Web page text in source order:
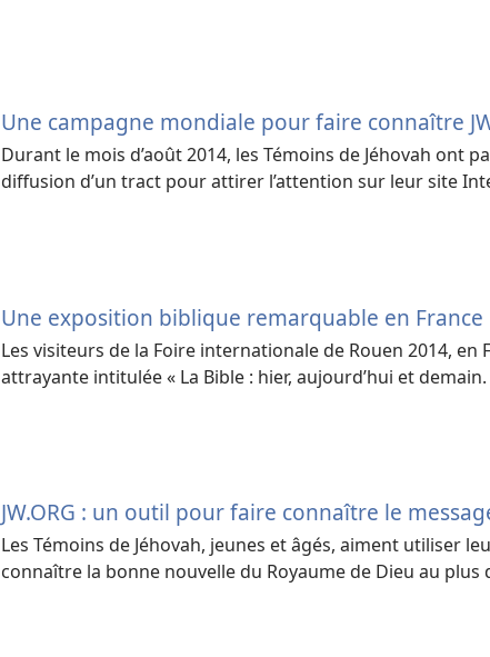
Une campagne mondiale pour faire connaître
Durant le mois d’août 2014, les Témoins de Jéhovah ont
diffusion d’un tract pour attirer l’attention sur leur site
Une exposition biblique remarquable en France
Les visiteurs de la Foire internationale de Rouen 2014, en
attrayante intitulée « La Bible : hier, aujourd’hui et demain.
JW.ORG : un outil pour faire connaître le
Les Témoins de Jéhovah, jeunes et âgés, aiment utiliser
connaître la bonne nouvelle du Royaume de Dieu au plus